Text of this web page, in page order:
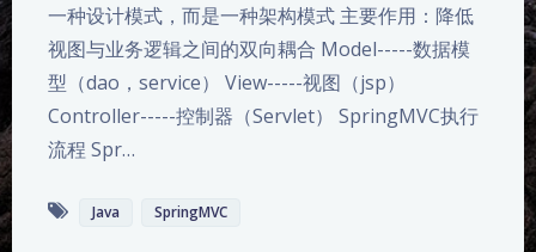
夜间模式
Sans Serif
一种设计模式，而是一种架构模式 主要作用：降低
视图与业务逻辑之间的双向耦合 Model-----数据模
型（dao，service） View-----视图（jsp）
Controller-----控制器（Servlet） SpringMVC执行
流程 Spr…
Java SpringMVC